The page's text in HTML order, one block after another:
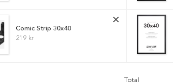
Comic Strip 30x40
219 kr
Total